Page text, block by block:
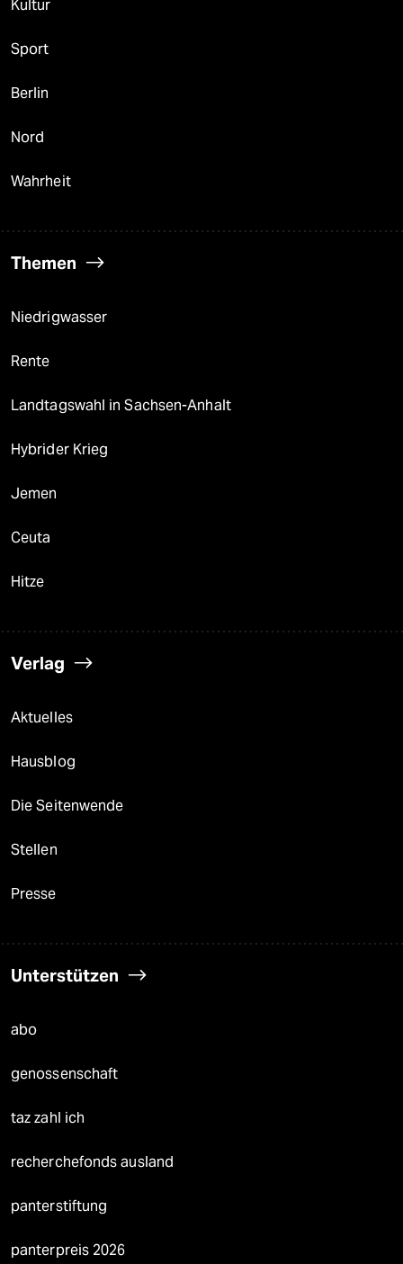
Kultur
Sport
Berlin
Nord
Wahrheit
Themen
Niedrigwasser
Rente
Landtagswahl in Sachsen-Anhalt
Hybrider Krieg
Jemen
Ceuta
Hitze
Verlag
Aktuelles
Hausblog
Die Seitenwende
Stellen
Presse
Unterstützen
abo
genossenschaft
taz zahl ich
recherchefonds ausland
panterstiftung
panterpreis 2026